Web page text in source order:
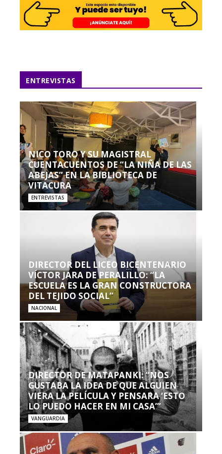
ENTREVISTAS
NICO TORO Y SU MAGISTRAL
CUENTACUENTOS DE “LA NIÑA DE LAS
ABEJAS” EN LA BIBLIOTECA DE
VITACURA
ENTREVISTAS
DIRECTOR DEL LICEO BICENTENARIO
VÍCTOR JARA DE PERALILLO: “LA
ESCUELA ES LA GRAN CONSTRUCTORA
DEL TEJIDO SOCIAL”
NACIONAL
DIRECTOR DE MATAPANKI: “NOS
GUSTABA LA IDEA DE QUE ALGUIEN
VIERA LA PELÍCULA Y PENSARA ‘ESTO
LO PUEDO HACER EN MI CASA’”
VANGUARDIA